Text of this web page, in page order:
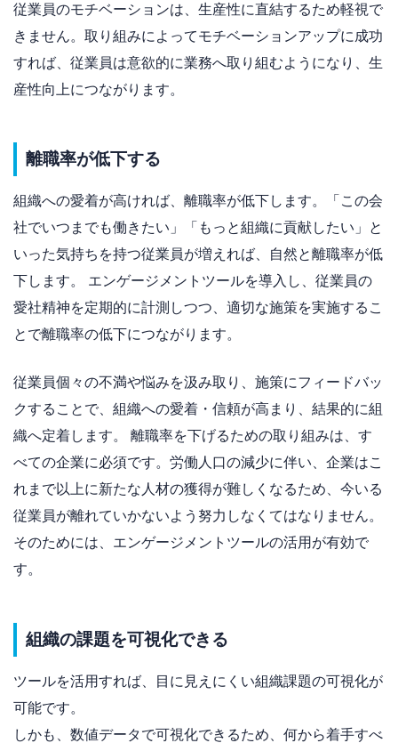
従業員のモチベーションは、生産性に直結するため軽視で
きません。取り組みによってモチベーションアップに成功
すれば、従業員は意欲的に業務へ取り組むようになり、生
産性向上につながります。
離職率が低下する
組織への愛着が高ければ、離職率が低下します。「この会
社でいつまでも働きたい」「もっと組織に貢献したい」と
いった気持ちを持つ従業員が増えれば、自然と離職率が低
下します。 エンゲージメントツールを導入し、従業員の
愛社精神を定期的に計測しつつ、適切な施策を実施するこ
とで離職率の低下につながります。
従業員個々の不満や悩みを汲み取り、施策にフィードバッ
クすることで、組織への愛着・信頼が高まり、結果的に組
織へ定着します。 離職率を下げるための取り組みは、す
べての企業に必須です。労働人口の減少に伴い、企業はこ
れまで以上に新たな人材の獲得が難しくなるため、今いる
従業員が離れていかないよう努力しなくてはなりません。
そのためには、エンゲージメントツールの活用が有効で
す。
組織の課題を可視化できる
ツールを活用すれば、目に見えにくい組織課題の可視化が
可能です。
しかも、数値データで可視化できるため、何から着手すべ